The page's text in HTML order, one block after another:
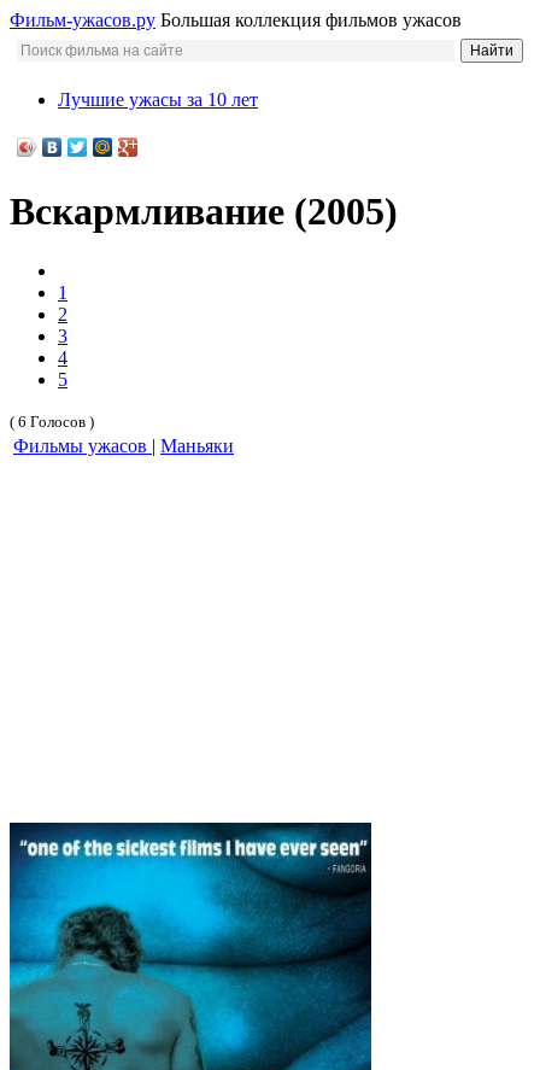
Фильм-ужасов.ру Большая коллекция фильмов ужасов
Лучшие ужасы за 10 лет
Вскармливание (2005)
1
2
3
4
5
( 6 Голосов )
Фильмы ужасов | Маньяки